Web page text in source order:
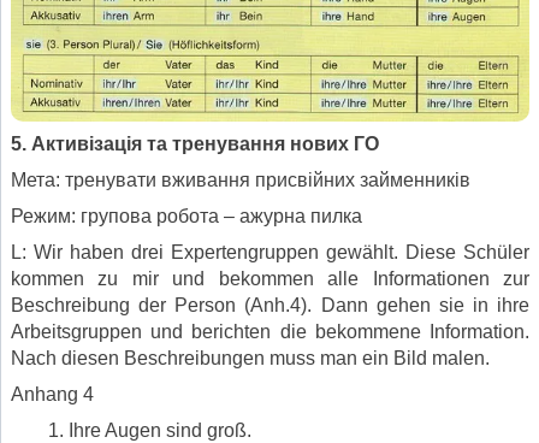
5. Активізація та тренування нових ГО
Мета: тренувати вживання присвійних займенників
Режим: групова робота – ажурна пилка
L: Wir haben drei Expertengruppen gewählt. Diese Schüler
kommen zu mir und bekommen alle Informationen zur
Beschreibung der Person (Anh.4). Dann gehen sie in ihre
Arbeitsgruppen und berichten die bekommene Information.
Nach diesen Beschreibungen muss man ein Bild malen.
Anhang 4
Ihre Augen sind groß.